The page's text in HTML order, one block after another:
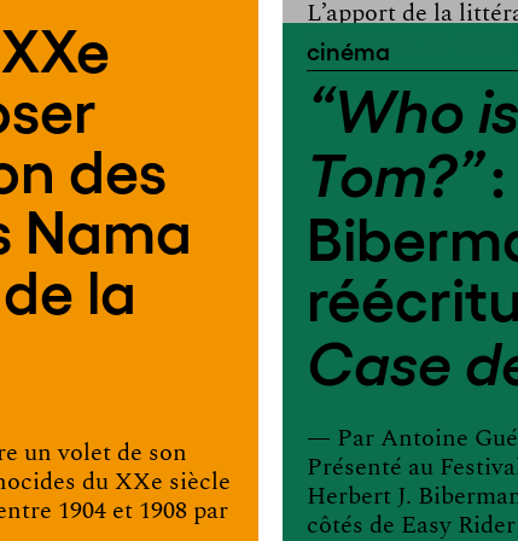
L’apport de la
compléter les
des
Nama
la
un volet de son
du XXe siècle
1904 et 1908 par
cinéma
“Who
Tom?”:
Case
— Par Antoine
Présenté au
Herbert J.
côtés de Easy